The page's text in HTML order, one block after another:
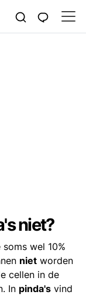
niet?
wel 10%
niet worden
cellen in de
In pinda's vind